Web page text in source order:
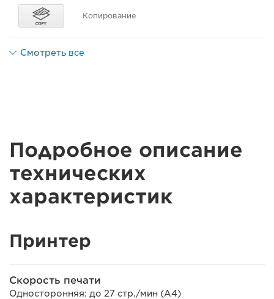
Копирование
Смотреть все
Подробное описание
технических
характеристик
Принтер
Скорость печати
Односторонняя: до 27 стр./мин (A4)